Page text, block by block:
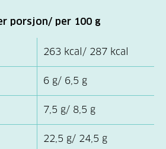
porsjon/ per 100 g
263 kcal/ 287 kcal
6 g/ 6,5 g
7,5 g/ 8,5 g
22,5 g/ 24,5 g